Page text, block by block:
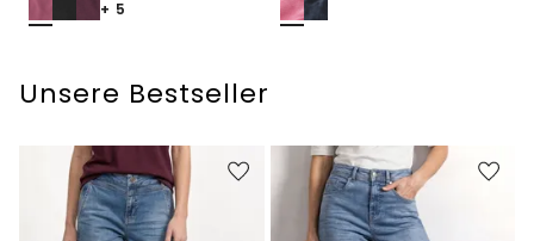
+ 5
Unsere Bestseller